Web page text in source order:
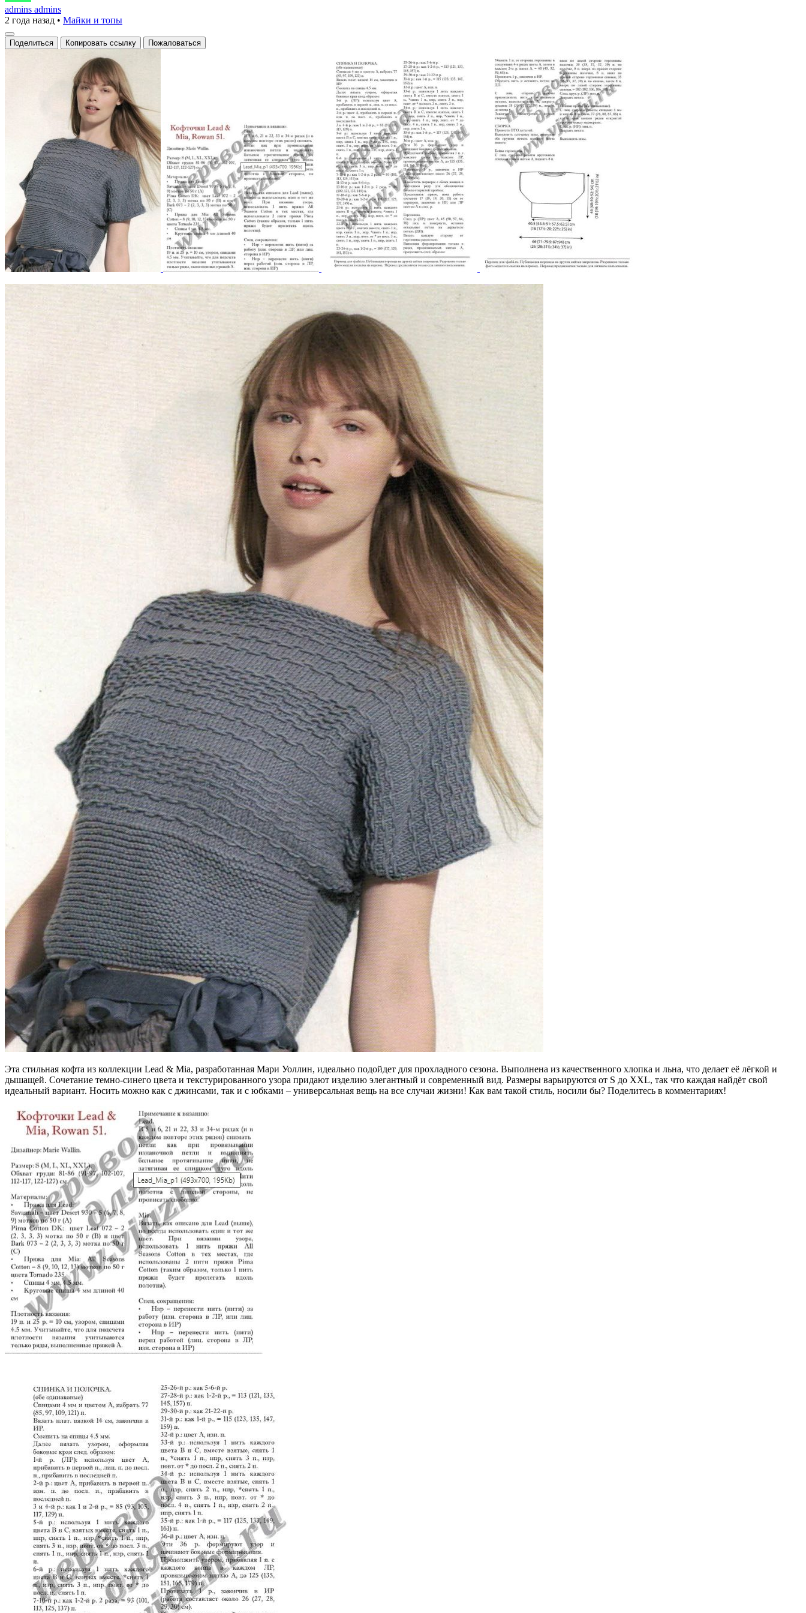
и
стильный
свитер
admins admins
2 года назад • Майки и топы
Поделиться Копировать ссылку Пожаловаться
Эта стильная кофта из коллекции Lead & Mia, разработанная Мари Уоллин, идеально подойдет для прохладного сезона. Выполнена из качественного хлопка и льна, что делает её лёгкой и
дышащей. Сочетание темно-синего цвета и текстурированного узора придают изделию элегантный и современный вид. Размеры варьируются от S до XXL, так что каждая найдёт свой
идеальный вариант. Носить можно как с джинсами, так и с юбками – универсальная вещь на все случаи жизни! Как вам такой стиль, носили бы? Поделитесь в комментариях!